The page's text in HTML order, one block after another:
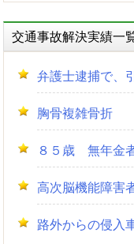
交通事故解決実績一
弁護士逮捕で、
胸骨複雑骨折
８５歳 無年金
高次脳機能障害
路外からの侵入